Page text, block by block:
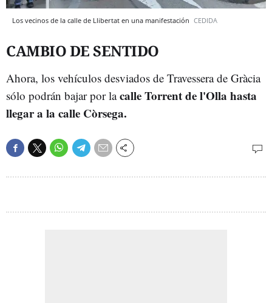
Los vecinos de la calle de Llibertat en una manifestación CEDIDA
CAMBIO DE SENTIDO
Ahora, los vehículos desviados de Travessera de Gràcia
sólo podrán bajar por lacalle Torrent de l'Olla hasta
llegar a la calle Còrsega.